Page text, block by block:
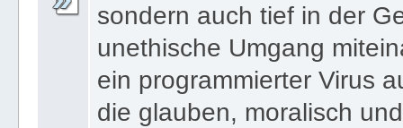
sondern auch tief in der
unethische Umgang
ein programmierter Virus
die glauben, moralisch